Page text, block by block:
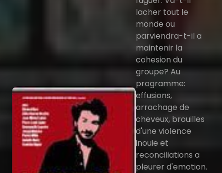
lacher tout le
monde ou
parviendra-t-il a
maintenir la
cohesion du
groupe? Au
programme:
effusions,
arrachage de
cheveux, brouilles
d'une violence
inouie et
reconciliations a
pleurer d'emotion.